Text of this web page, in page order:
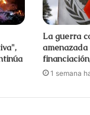
La guerra
1 semana